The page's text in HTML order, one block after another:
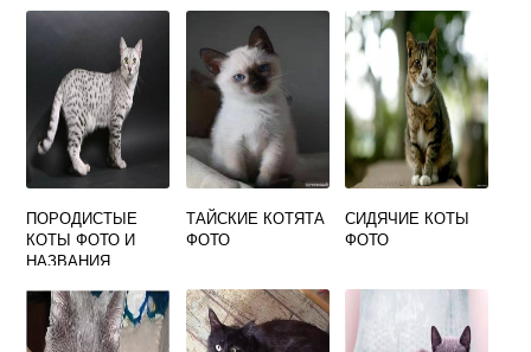
ПОРОДИСТЫЕ
КОТЫ ФОТО И
НАЗВАНИЯ
ТАЙСКИЕ КОТЯТА
ФОТО
СИДЯЧИЕ КОТЫ
ФОТО